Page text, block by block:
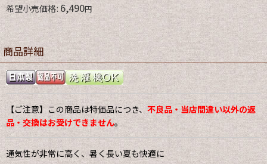
希望小売価格: 6,490円
商品詳細
【ご注意】この商品は特価品につき、不良品・当店間違い以外の返
品・交換はお受けできません。
通気性が非常に高く、暑く長い夏も快適に